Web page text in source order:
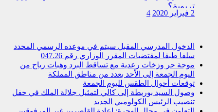
تربوية؟
2 فبراير 2020 4
الدخول المدرسي المقبل سیتم في موعده الرسمي المحدد
سلفا طبقا لمقتضیات المقرر الوزاري رقم 047.26
موجة حر وزخات رعدية مع تساقط البرد وهبات رياح من
اليوم الجمعة إلى الأحد بعدد من مناطق المملكة
توقعات أحوال الطقس لليوم الجمعة
وصول السيد بوريطة إلى كالي لتمثيل جلالة الملك في حفل
تنصيب الرئيس الكولومبي الجديد